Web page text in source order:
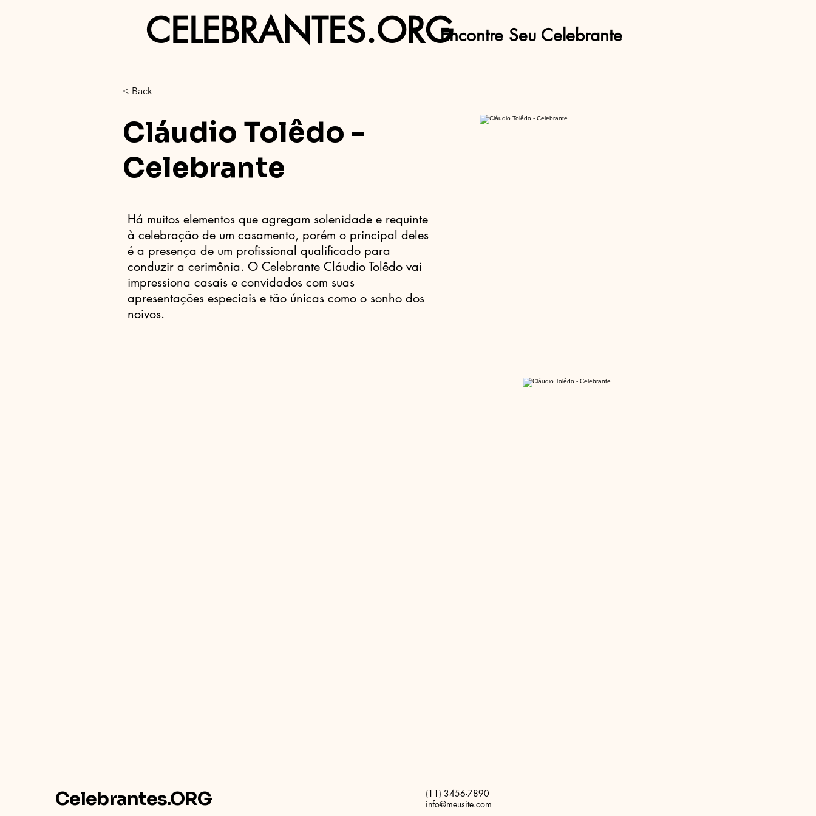
CELEBRANTES.ORGEncontre Seu Celebrante
< Back
Cláudio Tolêdo -
Celebrante
Há muitos elementos que agregam solenidade e requinte
à celebração de um casamento, porém o principal deles
é a presença de um profissional qualificado para
conduzir a cerimônia. O Celebrante Cláudio Tolêdo vai
impressiona casais e convidados com suas
apresentações especiais e tão únicas como o sonho dos
noivos.
Celebrantes.ORG
(11) 3456-7890
info@meusite.com